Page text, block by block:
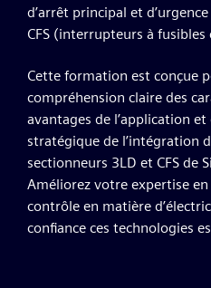
d’arrêt principal et
CFS (interrupteurs à fusibles
Cette formation est conçue
compréhension claire des
avantages de l’application et
stratégique de l’intégration
sectionneurs 3LD et CFS de
Améliorez votre expertise
contrôle en matière
confiance ces technologies